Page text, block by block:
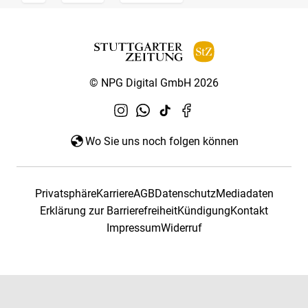
© NPG Digital GmbH 2026
Wo Sie uns noch folgen können
PrivatsphäreKarriereAGBDatenschutzMediadaten
Erklärung zur BarrierefreiheitKündigungKontakt
ImpressumWiderruf